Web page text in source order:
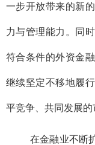
一步开放带来的新
力与管理能力。同
符合条件的外资金
继续坚定不移地履
平竞争、共同发展的
在金融业不断